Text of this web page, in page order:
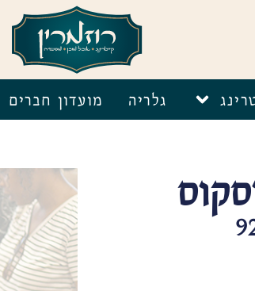
גלריה מועדון חברים